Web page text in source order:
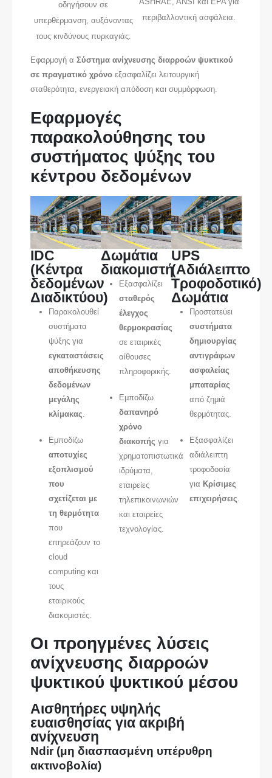
οδηγήσουν σε
υπερθέρμανση, αυξάνοντας
τους κινδύνους πυρκαγιάς.
περιβαλλοντική ασφάλεια.
Εφαρμογή α Σύστημα ανίχνευσης διαρροών ψυκτικού
σε πραγματικό χρόνο εξασφαλίζει λειτουργική
σταθερότητα, ενεργειακή απόδοση και συμμόρφωση.
Εφαρμογές
παρακολούθησης του
συστήματος ψύξης του
κέντρου δεδομένων
IDC
(Κέντρα
δεδομένων
Διαδικτύου)
Παρακολουθεί
συστήματα
ψύξης για
εγκαταστάσεις
αποθήκευσης
δεδομένων
μεγάλης
κλίμακας.
Εμποδίζω
αποτυχίες
εξοπλισμού
που
σχετίζεται με
τη θερμότητα
που
επηρεάζουν το
cloud
computing και
τους
εταιρικούς
διακομιστές.
Δωμάτια
διακομιστή
Εξασφαλίζει
σταθερός
έλεγχος
θερμοκρασίας
σε εταιρικές
αίθουσες
πληροφορικής.
Εμποδίζω
δαπανηρό
χρόνο
διακοπής για
χρηματοπιστωτικά
ιδρύματα,
εταιρείες
τηλεπικοινωνιών
και εταιρείες
τεχνολογίας.
UPS
(Αδιάλειπτο
Τροφοδοτικό)
Δωμάτια
Προστατεύει
συστήματα
δημιουργίας
αντιγράφων
ασφαλείας
μπαταρίας
από ζημιά
θερμότητας.
Εξασφαλίζει
αδιάλειπτη
τροφοδοσία
για Κρίσιμες
επιχειρήσεις
Οι προηγμένες λύσεις
ανίχνευσης διαρροών
ψυκτικού ψυκτικού μέσου
Αισθητήρες υψηλής
ευαισθησίας για ακριβή
ανίχνευση
Ndir (μη διασπασμένη υπέρυθρη
ακτινοβολία)